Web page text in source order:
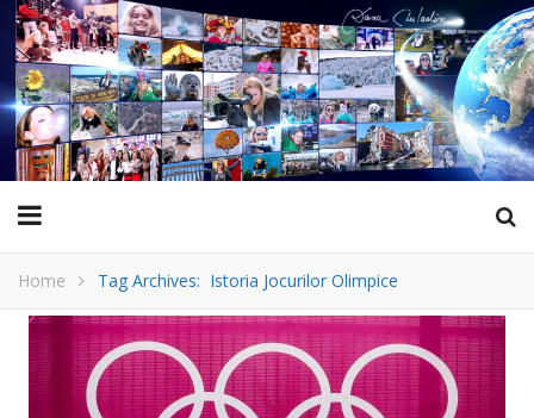
Home Tag Archives: Istoria Jocurilor Olimpice